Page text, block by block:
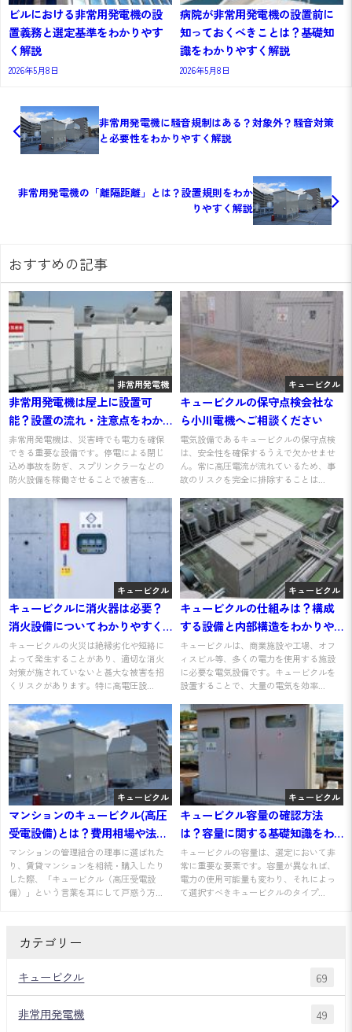
ビルにおける非常用発電機の設
置義務と選定基準をわかりやす
く解説
2026年5月8日
病院が非常用発電機の設置前に
知っておくべきことは？基礎知
識をわかりやすく解説
2026年5月8日
非常用発電機に騒音規制はある？対象外？騒音対策
と必要性をわかりやすく解説
非常用発電機の「離隔距離」とは？設置規則をわか
りやすく解説
おすすめの記事
非常用発電機
非常用発電機は屋上に設置可
能？設置の流れ・注意点をわか
りやすく解説
非常用発電機は、災害時でも電力を確保
できる重要な設備です。停電による閉じ
込め事故を防ぎ、スプリンクラーなどの
防火設備を稼働させることで被害を...
キュービクル
キュービクルの保守点検会社な
ら小川電機へご相談ください
電気設備であるキュービクルの保守点検
は、安全性を確保するうえで欠かせませ
ん。常に高圧電流が流れているため、事
故のリスクを完全に排除することは...
キュービクル
キュービクルに消火器は必要？
消火設備についてわかりやすく
解説
キュービクルの火災は絶縁劣化や短絡に
よって発生することがあり、適切な消火
対策が施されていないと甚大な被害を招
くリスクがあります。特に高電圧設...
キュービクル
キュービクルの仕組みは？構成
する設備と内部構造をわかりや
すく解説
キュービクルは、商業施設や工場、オフ
ィスビル等、多くの電力を使用する施設
に必要な電気設備です。キュービクルを
設置することで、大量の電気を効率...
キュービクル
マンションのキュービクル(高圧
受電設備)とは？費用相場や法定
点検、更新寿命をプロが解説
マンションの管理組合の理事に選ばれた
り、賃貸マンションを相続・購入したり
した際、「キュービクル（高圧受電設
備）」という言葉を耳にして戸惑う方...
キュービクル
キュービクル容量の確認方法
は？容量に関する基礎知識をわ
かりやすく解説
キュービクルの容量は、選定において非
常に重要な要素です。容量が異なれば、
電力の使用可能量も変わり、それによっ
て選択すべきキュービクルのタイプ...
カテゴリー
キュービクル 69
非常用発電機 49